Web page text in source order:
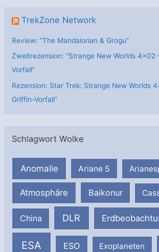
TrekZone Network
Review: “The Mandalorian & Grogu”
Zweitrezension: “Strange New Worlds 4×02
Vorfall”
Rezension: Star Trek: Strange New Worlds
Griffin-Vorfall”
Schlagwort Wolke
Anomalie Ariane 5
Atmosphäre Baikonur
China DLR
ESA ESO Exoplaneten